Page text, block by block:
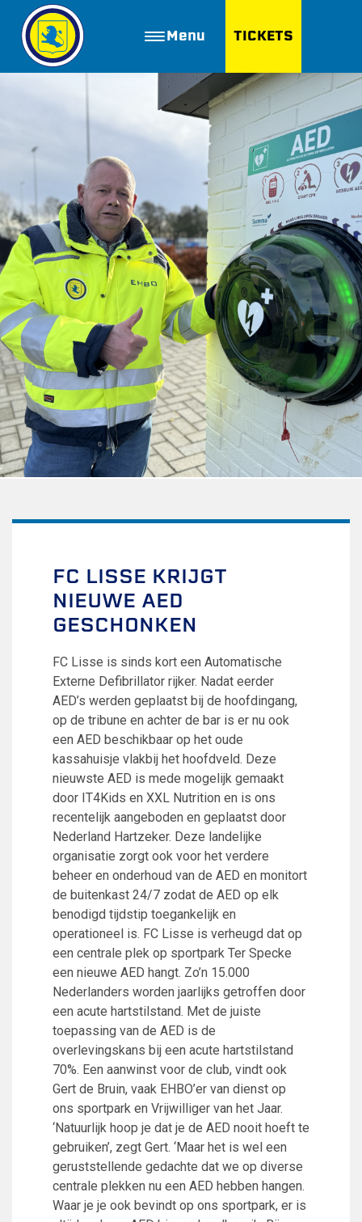
Menu TICKETS
ZOEKEN
Golfbaan Ter Specke
Nieuws
Vacatures
Join FC Lisse
Aanmelden voor proeftraining
Lid worden van FC Lisse
Word vrijwilliger
De Club van 100
Uitschrijven
Over FC Lisse
Organisatie
Informatie voor de Pers
Onze historie
Fysiotherapie voor leden
Kledingplan
Merchandise
Contributie
Gevonden voorwerpen
Verenigingsdocumenten
Teams
FC Lisse 1
FC Lisse 2
Toegangs- en seizoenskaarten
Heren- en jongensvoetbal
Vrouwen 1
Vrouwen- en meidenvoetbal
7 tegen 7 Voetbal (35+)
Zaalvoetbal
Walking Football
Uitslagen
Programma
Onze opleiding
Jeugdopleiding FC Lisse
Profiel Jeugdtrainers
Opleidingsteams
Beleidsplan Jeugd
Keepersopleiding
Partnerclub van Ajax
Zakelijk
LED-boarding NIEUW!
Sponsoren
Business Club 2.0
Heeren van Ter Specke
FC LISSE KRIJGT
NIEUWE AED
GESCHONKEN
FC Lisse is sinds kort een Automatische
Externe Defibrillator rijker. Nadat eerder
AED’s werden geplaatst bij de hoofdingang,
op de tribune en achter de bar is er nu ook
een AED beschikbaar op het oude
kassahuisje vlakbij het hoofdveld. Deze
nieuwste AED is mede mogelijk gemaakt
door IT4Kids en XXL Nutrition en is ons
recentelijk aangeboden en geplaatst door
Nederland Hartzeker. Deze landelijke
organisatie zorgt ook voor het verdere
beheer en onderhoud van de AED en monitort
de buitenkast 24/7 zodat de AED op elk
benodigd tijdstip toegankelijk en
operationeel is. FC Lisse is verheugd dat op
een centrale plek op sportpark Ter Specke
een nieuwe AED hangt. Zo’n 15.000
Nederlanders worden jaarlijks getroffen door
een acute hartstilstand. Met de juiste
toepassing van de AED is de
overlevingskans bij een acute hartstilstand
70%. Een aanwinst voor de club, vindt ook
Gert de Bruin, vaak EHBO’er van dienst op
ons sportpark en Vrijwilliger van het Jaar.
‘Natuurlijk hoop je dat je de AED nooit hoeft te
gebruiken’, zegt Gert. ‘Maar het is wel een
geruststellende gedachte dat we op diverse
centrale plekken nu een AED hebben hangen.
Waar je je ook bevindt op ons sportpark, er is